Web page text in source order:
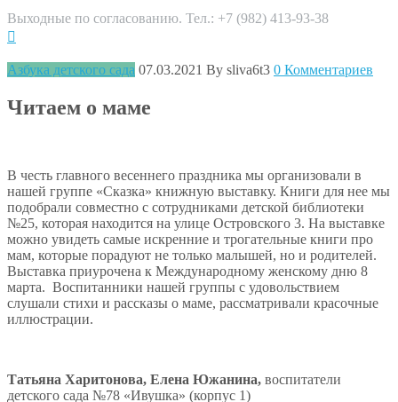
Выходные по согласованию. Тел.: +7 (982) 413-93-38
Азбука детского сада 07.03.2021 By sliva6t3 0 Комментариев
Читаем о маме
В честь главного весеннего праздника мы организовали в
нашей группе «Сказка» книжную выставку. Книги для нее мы
подобрали совместно с сотрудниками детской библиотеки
№25, которая находится на улице Островского 3. На выставке
можно увидеть самые искренние и трогательные книги про
мам, которые порадуют не только малышей, но и родителей.
Выставка приурочена к Международному женскому дню 8
марта. Воспитанники нашей группы с удовольствием
слушали стихи и рассказы о маме, рассматривали красочные
иллюстрации.
Татьяна Харитонова, Елена Южанина, воспитатели
детского сада №78 «Ивушка» (корпус 1)